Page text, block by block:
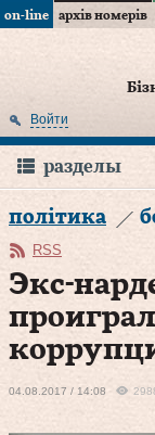
on-line архів номерів
Войти
разделы
політика
RSS
Экс-
04.08.2017 / 14:08